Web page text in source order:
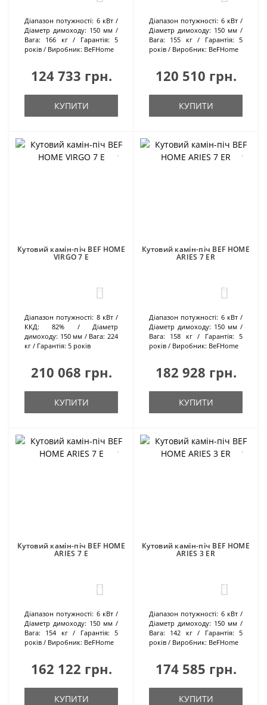
Діапазон потужності: 6 кВт
Діаметр димоходу: 150 мм
Вага:
166 кг Гарантія:
5
років
Виробник: BeFHome
124 733 грн.
КУПИТИ
Діапазон потужності: 6 кВт
Діаметр димоходу: 150 мм
Вага:
155 кг Гарантія:
5
років
Виробник: BeFHome
120 510 грн.
КУПИТИ
Кутовий камін-піч BEF HOME
VIRGO 7 E
0
Діапазон потужності: 8 кВт
ККД:
82%
Діаметр
димоходу: 150 мм Вага: 224
кг
Гарантія: 5 років
210 068 грн.
КУПИТИ
Кутовий камін-піч BEF HOME
ARIES 7 ER
0
Діапазон потужності: 6 кВт
Діаметр димоходу: 150 мм
Вага:
158 кг Гарантія:
5
років
Виробник: BeFHome
182 928 грн.
КУПИТИ
Кутовий камін-піч BEF HOME
ARIES 7 E
0
Діапазон потужності: 6 кВт
Діаметр димоходу: 150 мм
Вага:
154 кг Гарантія:
5
років
Виробник: BeFHome
162 122 грн.
КУПИТИ
Кутовий камін-піч BEF HOME
ARIES 3 ER
0
Діапазон потужності: 6 кВт
Діаметр димоходу: 150 мм
Вага:
142 кг Гарантія:
5
років
Виробник: BeFHome
174 585 грн.
КУПИТИ